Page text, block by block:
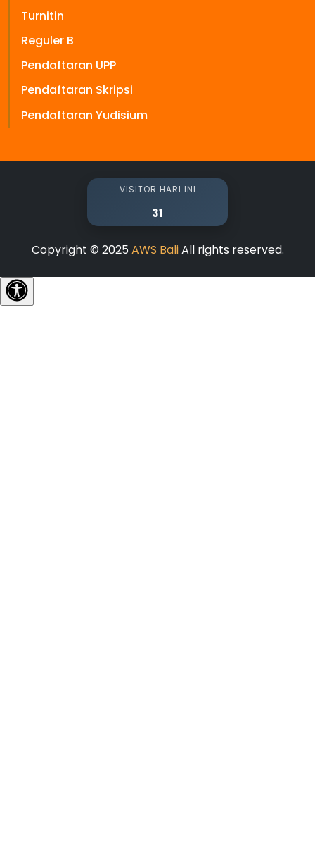
Turnitin
Reguler B
Pendaftaran UPP
Pendaftaran Skripsi
Pendaftaran Yudisium
VISITOR HARI INI
31
Copyright © 2025AWS BaliAll rights reserved.